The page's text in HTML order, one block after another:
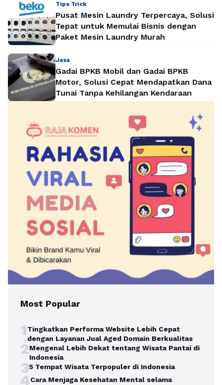
Tips Trick
Pusat Mesin Laundry Terpercaya, Solusi
Tepat untuk Memulai Bisnis dengan
Paket Mesin Laundry Murah
Jasa
Gadai BPKB Mobil dan Gadai BPKB
Motor, Solusi Cepat Mendapatkan Dana
Tunai Tanpa Kehilangan Kendaraan
Most Popular
1Tingkatkan Performa Website Lebih Cepat
dengan Layanan Jual Aged Domain Berkualitas
2Mengenal Lebih Dekat tentang Wisata Pantai di
Indonesia
35 Tempat Wisata Terpopuler di Indonesia
4Cara Menjaga Kesehatan Mental selama